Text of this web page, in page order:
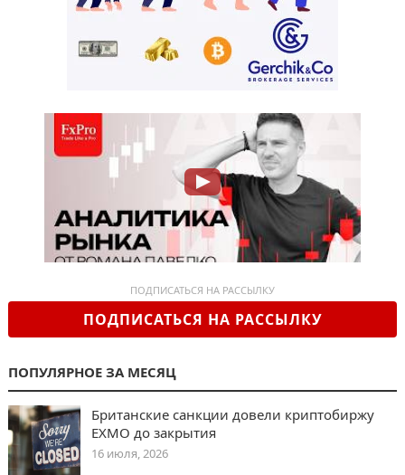
ПОДПИСАТЬСЯ НА РАССЫЛКУ
ПОДПИСАТЬСЯ НА РАССЫЛКУ
ПОПУЛЯРНОЕ ЗА МЕСЯЦ
Британские санкции довели криптобиржу
EXMO до закрытия
16 июля, 2026